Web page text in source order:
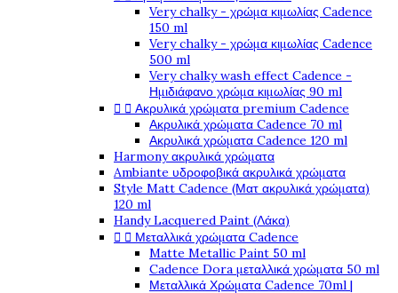
Very chalky - χρώμα κιμωλίας Cadence
150 ml
Very chalky - χρώμα κιμωλίας Cadence
500 ml
Very chalky wash effect Cadence -
Ημιδιάφανο χρώμα κιμωλίας 90 ml
  Ακρυλικά χρώματα premium Cadence
Ακρυλικά χρώματα Cadence 70 ml
Ακρυλικά χρώματα Cadence 120 ml
Harmony ακρυλικά χρώματα
Ambiante υδροφοβικά ακρυλικά χρώματα
Style Matt Cadence (Ματ ακρυλικά χρώματα)
120 ml
Handy Lacquered Paint (Λάκα)
  Μεταλλικά χρώματα Cadence
Matte Metallic Paint 50 ml
Cadence Dora μεταλλικά χρώματα 50 ml
Μεταλλικά Χρώματα Cadence 70ml |